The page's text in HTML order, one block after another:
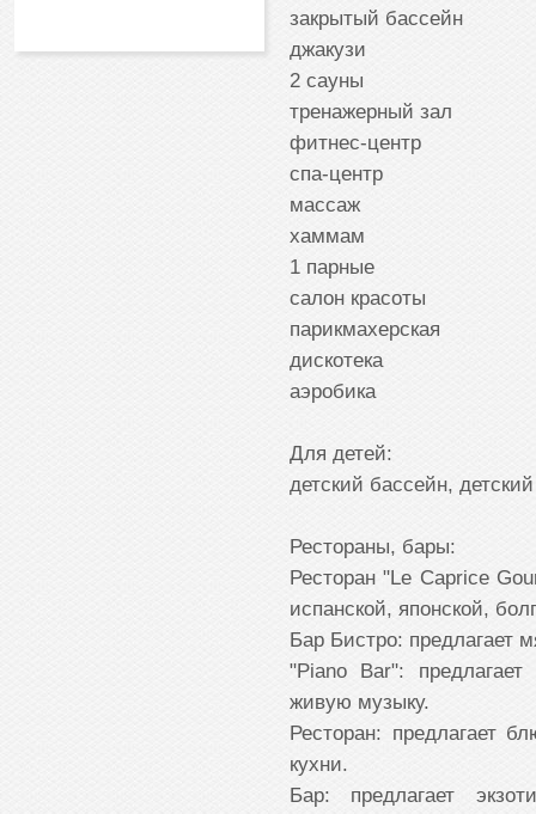
закрытый бассейн
джакузи
2 сауны
тренажерный зал
фитнес-центр
спа-центр
массаж
хаммам
1 парные
салон красоты
парикмахерская
дискотека
аэробика
Для детей:
детский бассейн,
Рестораны, бары:
Ресторан "Le Caprice
испанской, японской,
Бар Бистро: предлагает
"Piano Bar":
живую музыку.
Ресторан: предлагает
кухни.
Бар: предлагает